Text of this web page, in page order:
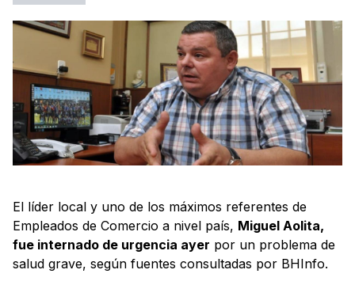
El líder local y uno de los máximos referentes de
Empleados de Comercio a nivel país, Miguel Aolita,
fue internado de urgencia ayer por un problema de
salud grave, según fuentes consultadas por BHInfo.